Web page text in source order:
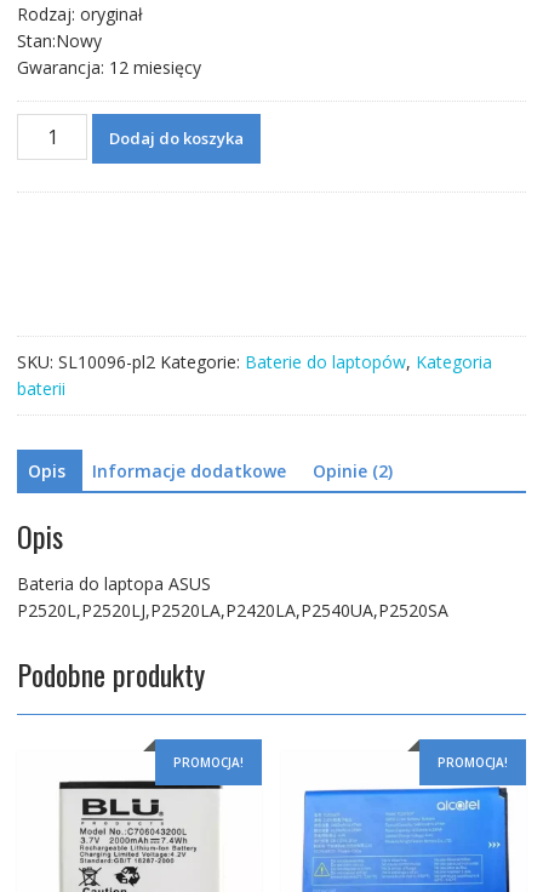
Rodzaj: oryginał
Stan:Nowy
Gwarancja: 12 miesięcy
Bateria
Dodaj do koszyka
SKU: SL10096-pl2 Kategorie: Baterie do laptopów, Kategoria
baterii
Opis Informacje dodatkowe Opinie (2)
Opis
Bateria do laptopa ASUS
P2520L,P2520LJ,P2520LA,P2420LA,P2540UA,P2520SA
Podobne produkty
PROMOCJA! PROMOCJA!